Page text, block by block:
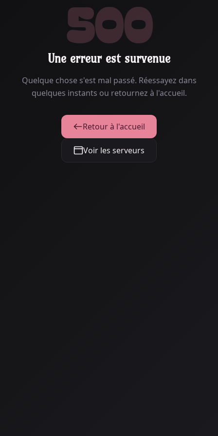
500
Une erreur est survenue
Quelque chose s'est mal passé. Réessayez dans
quelques instants ou retournez à l'accueil.
Retour à l'accueil
Voir les serveurs